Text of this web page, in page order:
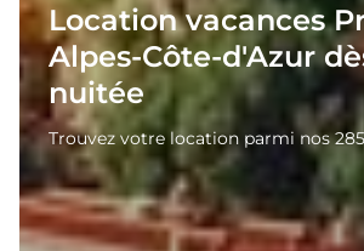
Location vacances
Alpes-Côte-d'Azur
nuitée
Trouvez votre location parmi nos